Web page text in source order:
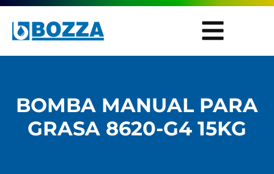
BOMBA MANUAL PARA
GRASA 8620-G4 15KG